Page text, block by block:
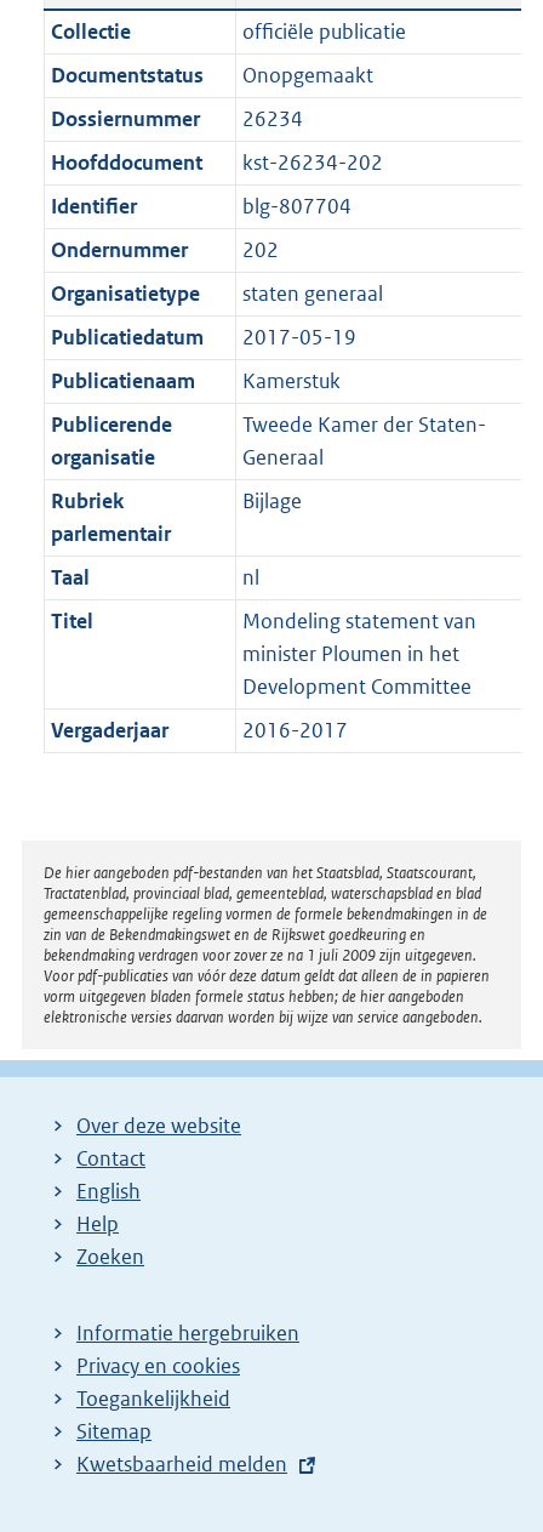
c
t
i
e
n
f
o
r
m
a
a
t
t
:
3
8
K
b
n
d
s
r
o
o
t
e
:
1
K
b
a
n
d
g
r
o
t
t
e
:
1
K
b
Collectie
officiële publicatie
Documentstatus
Onopgemaakt
Dossiernummer
26234
Hoofddocument
kst-26234-202
Identifier
blg-807704
Ondernummer
202
Organisatietype
staten generaal
Publicatiedatum
2017-05-19
Publicatienaam
Kamerstuk
Publicerende
organisatie
Tweede Kamer der Staten-
Generaal
Rubriek
parlementair
Bijlage
Taal
nl
Titel
Mondeling statement van
minister Ploumen in het
Development Committee
Vergaderjaar
2016-2017
Disclaimer
De hier aangeboden pdf-bestanden van het Staatsblad, Staatscourant,
Tractatenblad, provinciaal blad, gemeenteblad, waterschapsblad en blad
gemeenschappelijke regeling vormen de formele bekendmakingen in de
zin van de Bekendmakingswet en de Rijkswet goedkeuring en
bekendmaking verdragen voor zover ze na 1 juli 2009 zijn uitgegeven.
Voor pdf-publicaties van vóór deze datum geldt dat alleen de in papieren
vorm uitgegeven bladen formele status hebben; de hier aangeboden
elektronische versies daarvan worden bij wijze van service aangeboden.
Over deze website
Contact
English
Help
Zoeken
Informatie hergebruiken
Privacy en cookies
Toegankelijkheid
Sitemap
E
Kwetsbaarheid melden